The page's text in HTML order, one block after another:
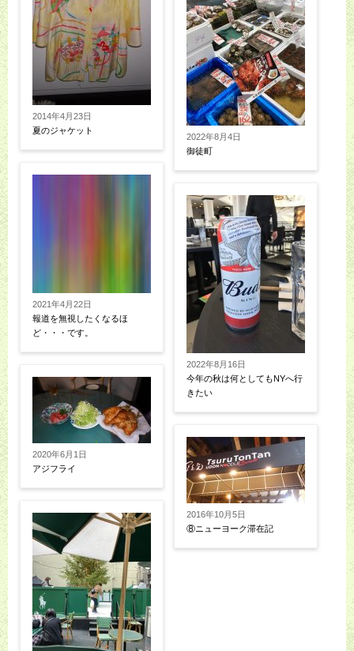
2014年4月23日
夏のジャケット
2021年4月22日
報道を無視したくなるほ
ど・・・です。
2020年6月1日
アジフライ
2022年8月4日
御徒町
2022年8月16日
今年の秋は何としてもNYへ行
きたい
2016年10月5日
⑧ニューヨーク滞在記